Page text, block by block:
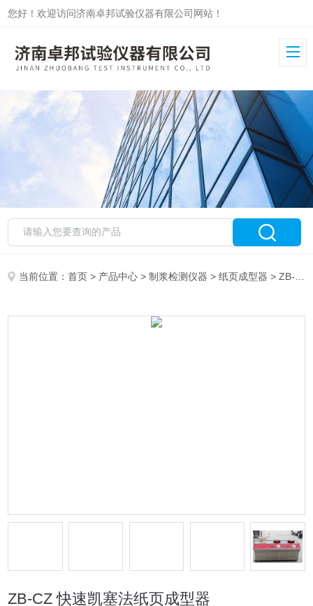
您好！欢迎访问济南卓邦试验仪器有限公司网站！
当前位置：首页 > 产品中心 >制浆检测仪器 >纸页成型器 > ZB-CZ 快速凯塞法纸页成型器
ZB-CZ 快速凯塞法纸页成型器